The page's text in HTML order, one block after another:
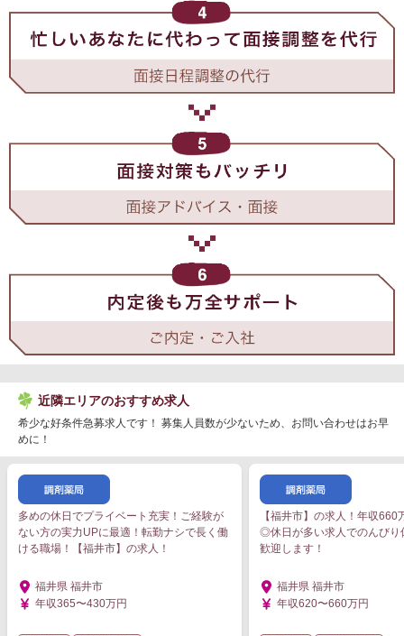
近隣エリアのおすすめ求人
希少な好条件急募求人です！ 募集人員数が少ないため、お問い合わせはお早
めに！
多めの休日でプライベート充実！ご経験が
ない方の実力UPに最適！転勤ナシで長く働
ける職場！【福井市】の求人！
福井県 福井市
年収365〜430万円
【福井市】の求人！年収660
◎休日が多い求人でのんびり
歓迎します！
福井県 福井市
年収620〜660万円